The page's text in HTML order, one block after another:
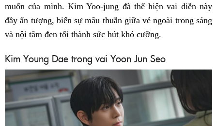
muốn của mình. Kim Yoo-jung đã thể hiện vai diễn này
đầy ấn tượng, biến sự mâu thuẫn giữa vẻ ngoài trong sáng
và nội tâm đen tối thành sức hút khó cưỡng.
Kim Young Dae trong vai Yoon Jun Seo